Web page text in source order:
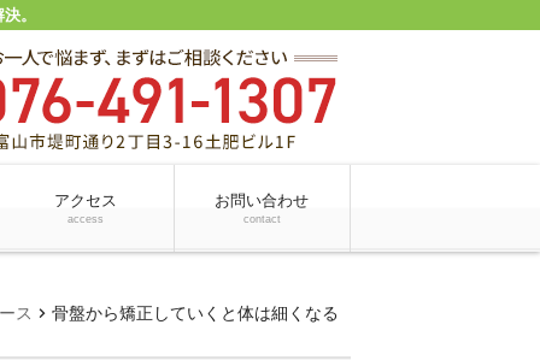
。
アクセス
access
お問い合わせ
contact
ス chevron_right 骨盤から矯正していくと体は細くなる